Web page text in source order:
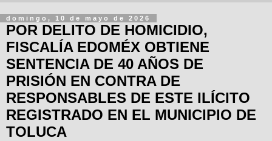
domingo, 10 de mayo de 2026
POR DELITO DE HOMICIDIO,
FISCALÍA EDOMÉX OBTIENE
SENTENCIA DE 40 AÑOS DE
PRISIÓN EN CONTRA DE
RESPONSABLES DE ESTE ILÍCITO
REGISTRADO EN EL MUNICIPIO DE
TOLUCA